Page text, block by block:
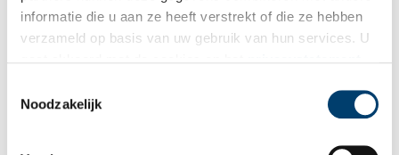
informatie die u aan ze heeft verstrekt of die ze hebben
verzameld op basis van uw gebruik van hun services. U
Noodzakelijk
Wilt u op de hoogte blijven van de mooiste verhalen en het